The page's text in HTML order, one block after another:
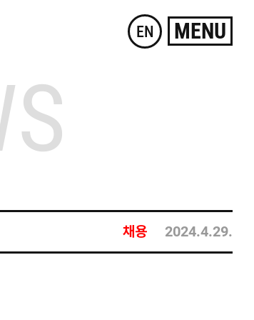
EN MENU
채용 2024.4.29.